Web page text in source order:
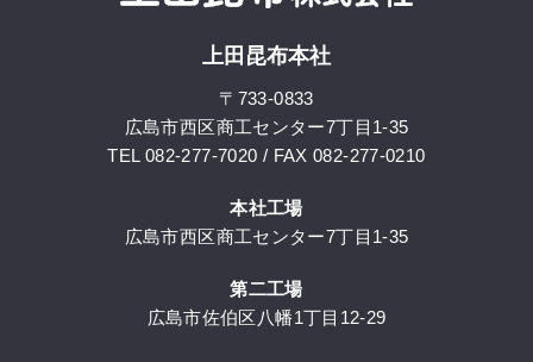
上田昆布本社
〒733-0833
広島市西区商工センター7丁目1-35
TEL 082-277-7020 / FAX 082-277-0210
本社工場
広島市西区商工センター7丁目1-35
第二工場
広島市佐伯区八幡1丁目12-29